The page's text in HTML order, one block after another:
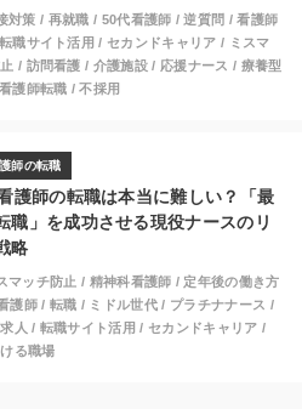
対策 / 再就職 / 50代看護師 /逆質問 /看護師
転職サイト活用 / セカンドキャリア / ミスマ
/ 訪問看護 / 介護施設 / 応援ナース / 療養型
看護師転職 /不採用
師の転職
護師の転職は本当に難しい？「最
職」を成功させる現役ナースのリ
略
マッチ防止 / 精神科看護師 / 定年後の働き方
護師/ 転職 / ミドル世代 / プラチナナース /
人 / 転職サイト活用 / セカンドキャリア /
る職場